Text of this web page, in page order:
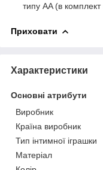
типу AA (в комплект
Приховати
Характеристики
Основні атрибути
Виробник
Країна виробник
Тип інтимної іграшки
Матеріал